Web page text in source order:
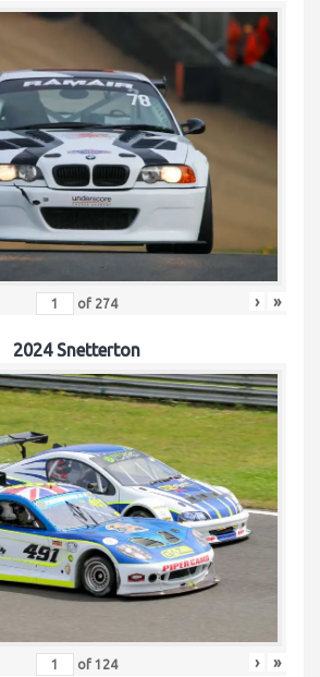
of 274 › »
2024 Snetterton
of 124 › »